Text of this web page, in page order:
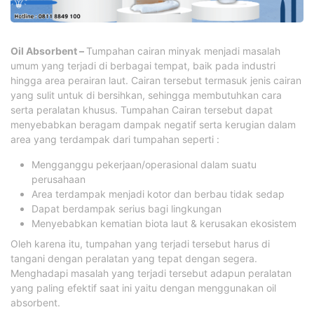
Oil Absorbent –Tumpahan cairan minyak menjadi masalah
umum yang terjadi di berbagai tempat, baik pada industri
hingga area perairan laut. Cairan tersebut termasuk jenis cairan
yang sulit untuk di bersihkan, sehingga membutuhkan cara
serta peralatan khusus. Tumpahan Cairan tersebut dapat
menyebabkan beragam dampak negatif serta kerugian dalam
area yang terdampak dari tumpahan seperti :
Mengganggu pekerjaan/operasional dalam suatu
perusahaan
Area terdampak menjadi kotor dan berbau tidak sedap
Dapat berdampak serius bagi lingkungan
Menyebabkan kematian biota laut & kerusakan ekosistem
Oleh karena itu, tumpahan yang terjadi tersebut harus di
tangani dengan peralatan yang tepat dengan segera.
Menghadapi masalah yang terjadi tersebut adapun peralatan
yang paling efektif saat ini yaitu dengan menggunakan oil
absorbent.